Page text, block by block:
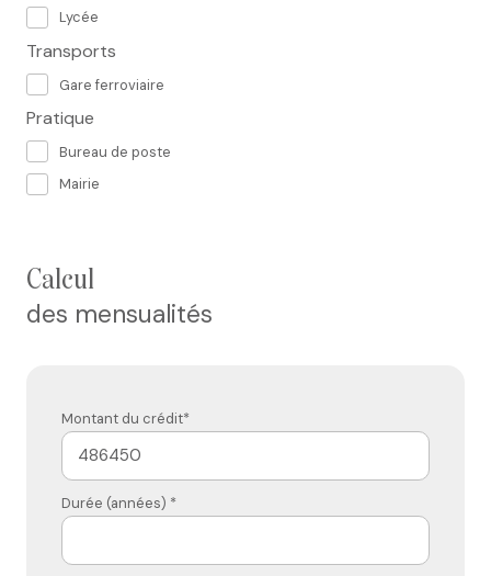
Lycée
Transports
Gare ferroviaire
Pratique
Bureau de poste
Mairie
calcul
des mensualités
Montant du crédit*
Durée (années) *